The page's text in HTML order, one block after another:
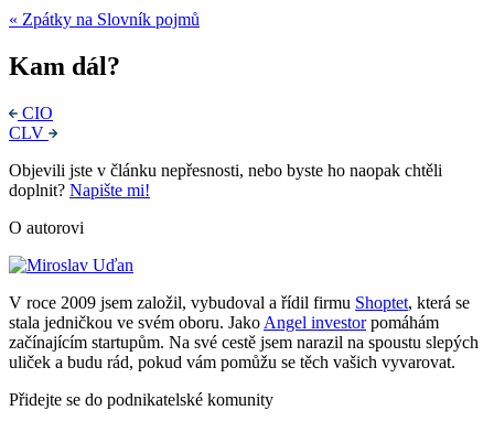
« Zpátky na Slovník pojmů
Kam dál?
CIO
CLV
Objevili jste v článku nepřesnosti, nebo byste ho naopak chtěli
doplnit? Napište mi!
O autorovi
V roce 2009 jsem založil, vybudoval a řídil firmu Shoptet, která se
stala jedničkou ve svém oboru. Jako Angel investorpomáhám
začínajícím startupům. Na své cestě jsem narazil na spoustu slepých
uliček a budu rád, pokud vám pomůžu se těch vašich vyvarovat.
Přidejte se do podnikatelské komunity